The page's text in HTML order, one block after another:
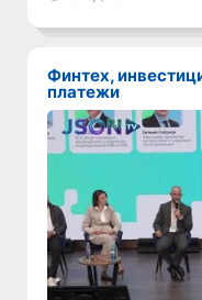
Финтех, инвестиции, новации, финансы,
платежи